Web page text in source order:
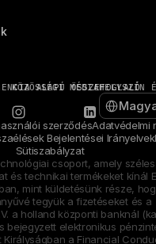
ALAPÚ ÖSSZEFOGLALÓ
KÖZÖSSÉGI MÉDIAHELYSZÍN
Select
szerződésAdatvédelmi
Bejelentései Irányelvek
Sütiszabályzat
csoport, amely
és technikai termékeket kínál
mint küldetésünk része,
tegyük a fizetéseket és a
a holland központi banknál
bejegyzett elektronikus
Királyságban a Financial